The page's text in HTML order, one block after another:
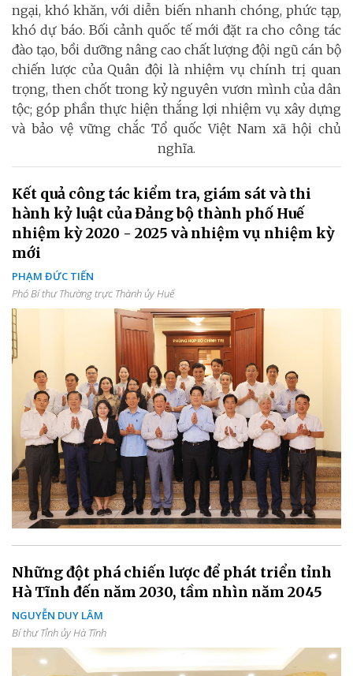
ngại, khó khăn, với diễn biến nhanh chóng, phức tạp,
khó dự báo. Bối cảnh quốc tế mới đặt ra cho công tác
đào tạo, bồi dưỡng nâng cao chất lượng đội ngũ cán bộ
chiến lược của Quân đội là nhiệm vụ chính trị quan
trọng, then chốt trong kỷ nguyên vươn mình của dân
tộc; góp phần thực hiện thắng lợi nhiệm vụ xây dựng
và bảo vệ vững chắc Tổ quốc Việt Nam xã hội chủ
nghĩa.
Kết quả công tác kiểm tra, giám sát và thi
hành kỷ luật của Đảng bộ thành phố Huế
nhiệm kỳ 2020 - 2025 và nhiệm vụ nhiệm kỳ
mới
PHẠM ĐỨC TIẾN
Phó Bí thư Thường trực Thành ủy Huế
Những đột phá chiến lược để phát triển tỉnh
Hà Tĩnh đến năm 2030, tầm nhìn năm 2045
NGUYỄN DUY LÂM
Bí thư Tỉnh ủy Hà Tĩnh